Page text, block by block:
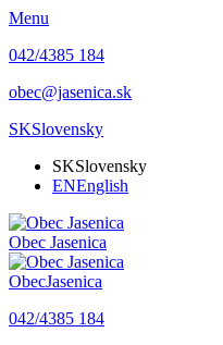
Menu
042/4385 184
obec@jasenica.sk
SKSlovensky
SKSlovensky
ENEnglish
Obec Jasenica
ObecJasenica
042/4385 184